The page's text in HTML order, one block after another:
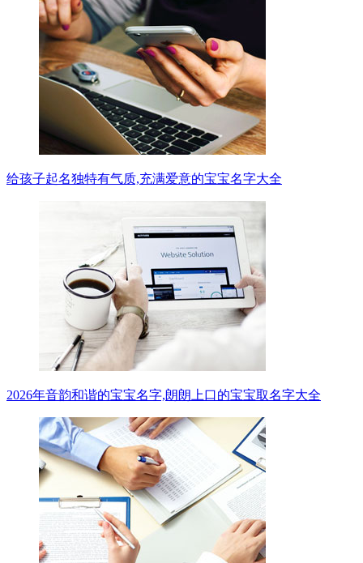
给孩子起名独特有气质,充满爱意的宝宝名字大全
2026年音韵和谐的宝宝名字,朗朗上口的宝宝取名字大全